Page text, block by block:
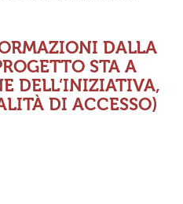
DALLA
STA A
DELL’INIZIATIVA,
DI ACCESSO)